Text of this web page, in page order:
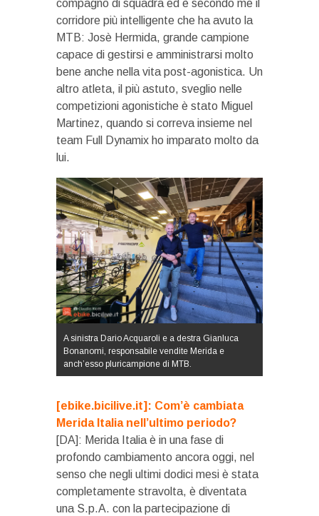
compagno di squadra ed è secondo me il
corridore più intelligente che ha avuto la
MTB: Josè Hermida, grande campione
capace di gestirsi e amministrarsi molto
bene anche nella vita post-agonistica. Un
altro atleta, il più astuto, sveglio nelle
competizioni agonistiche è stato Miguel
Martinez, quando si correva insieme nel
team Full Dynamix ho imparato molto da
lui.
A sinistra Dario Acquaroli e a destra Gianluca
Bonanomi, responsabile vendite Merida e
anch’esso pluricampione di MTB.
[ebike.bicilive.it]: Com’è cambiata
Merida Italia nell’ultimo periodo?
[DA]: Merida Italia è in una fase di
profondo cambiamento ancora oggi, nel
senso che negli ultimi dodici mesi è stata
completamente stravolta, è diventata
una S.p.A. con la partecipazione di